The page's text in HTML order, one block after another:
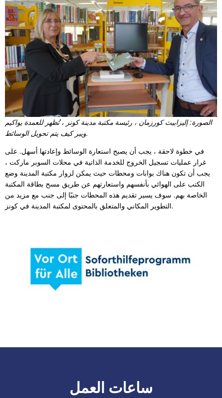
الصورة: إليزابيث كورزمان ، رئيسة مكتبة مدينة كونز ، تُظهر للعمدة يواكيم
ويبر كيف يتم تحويل الوسائط.
في خطوة لاحقة ، يجب أن يصبح استعارة الوسائط وإعادتها أسهل. على
غرار عمليات تسجيل الخروج للخدمة الذاتية في محلات السوبر ماركت ،
يجب أن تكون هناك بوابات ومحطات حيث يمكن لزوار مكتبة المدينة وضع
الكتب على الهوائي بأنفسهم واستعارتهم عن طريق مسح بطاقة المكتبة
الخاصة بهم. سوف يسير تقديم هذه المحطات جنبًا إلى جنب مع مزيد من
التطوير المكاني والمتعلق بالمحتوى لمكتبة المدينة في كونز.
ساعات العمل